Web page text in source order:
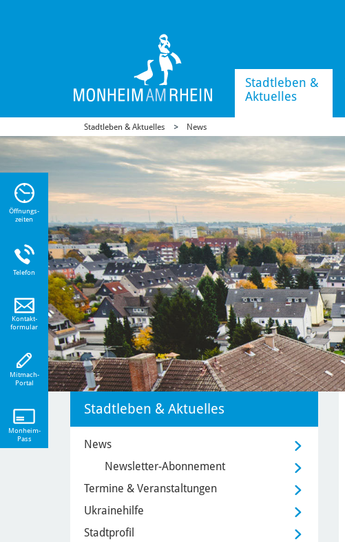
Stadtleben &
Aktuelles
Stadtleben & Aktuelles News
Stadtleben & Aktuelles
News
Newsletter-Abonnement
Termine & Veranstaltungen
Ukrainehilfe
Stadtprofil
Öffnungs-
zeiten
Telefon
Kontakt-
formular
Mitmach-
Portal
Monheim-
Pass
Sie
zu